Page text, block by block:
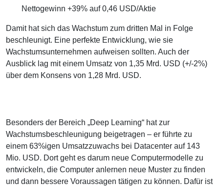
Nettogewinn +39% auf 0,46 USD/Aktie
Damit hat sich das Wachstum zum dritten Mal in Folge
beschleunigt. Eine perfekte Entwicklung, wie sie
Wachstumsunternehmen aufweisen sollten. Auch der
Ausblick lag mit einem Umsatz von 1,35 Mrd. USD (+/-2%)
über dem Konsens von 1,28 Mrd. USD.
Besonders der Bereich „Deep Learning“ hat zur
Wachstumsbeschleunigung beigetragen – er führte zu
einem 63%igen Umsatzzuwachs bei Datacenter auf 143
Mio. USD. Dort geht es darum neue Computermodelle zu
entwickeln, die Computer anlernen neue Muster zu finden
und dann bessere Voraussagen tätigen zu können. Dafür ist